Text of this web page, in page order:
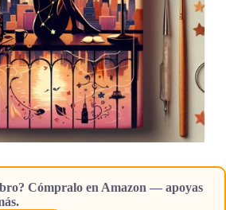
Cómpralo en Amazon — apoyas